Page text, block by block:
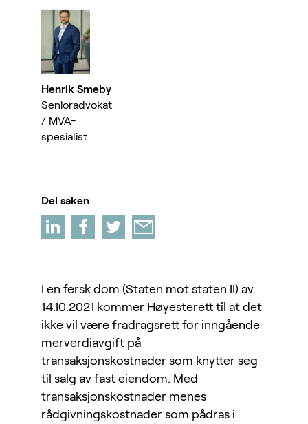
Henrik Smeby
Senioradvokat
/ MVA-
spesialist
Del saken
I en fersk dom (Staten mot staten II) av
14.10.2021 kommer Høyesterett til at det
ikke vil være fradragsrett for inngående
merverdiavgift på
transaksjonskostnader som knytter seg
til salg av fast eiendom. Med
transaksjonskostnader menes
rådgivningskostnader som pådras i